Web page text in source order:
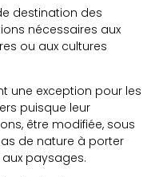
destination des
nécessaires aux
ou aux cultures
une exception pour les
puisque leur
être modifiée, sous
de nature à porter
paysages.